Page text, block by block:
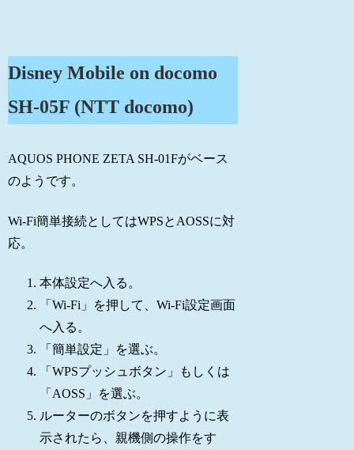
Disney Mobile on docomo
SH-05F (NTT docomo)
AQUOS PHONE ZETA SH-01Fがベース
のようです。
Wi-Fi簡単接続としてはWPSとAOSSに対
応。
本体設定へ入る。
「Wi-Fi」を押して、Wi-Fi設定画面
へ入る。
「簡単設定」を選ぶ。
「WPSプッシュボタン」もしくは
「AOSS」を選ぶ。
ルーターのボタンを押すように表
示されたら、親機側の操作をす